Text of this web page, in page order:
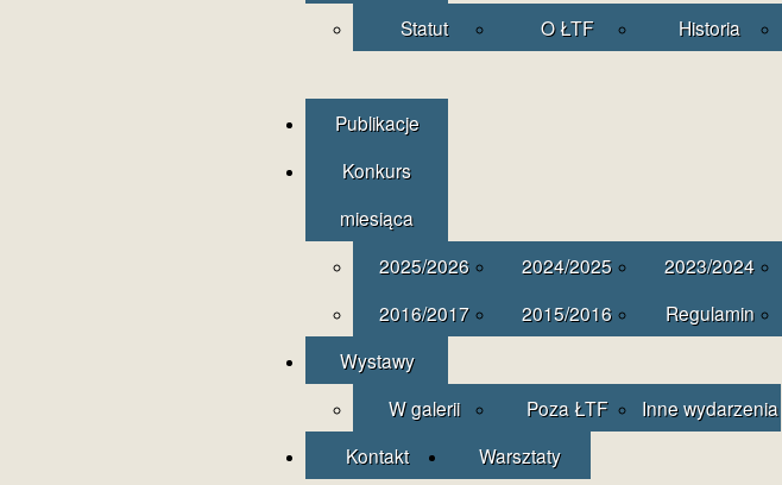
Statut
O ŁTF Historia
Publikacje
Konkurs
miesiąca
2025/2026
2024/2025 2023/2024
2016/2017
2015/2016 Regulamin
Wystawy
W galerii
Poza ŁTF
Inne wydarzenia
Kontakt
Warsztaty